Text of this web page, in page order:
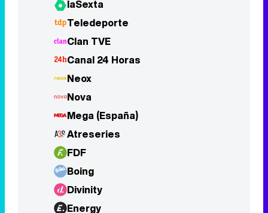
laSexta
Teledeporte
Clan TVE
Canal 24 Horas
Neox
Nova
Mega (España)
Atreseries
FDF
Boing
Divinity
Energy